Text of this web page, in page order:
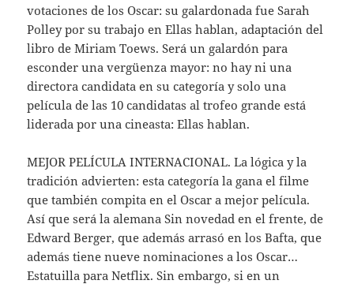
votaciones de los Oscar: su galardonada fue Sarah
Polley por su trabajo en Ellas hablan, adaptación del
libro de Miriam Toews. Será un galardón para
esconder una vergüenza mayor: no hay ni una
directora candidata en su categoría y solo una
película de las 10 candidatas al trofeo grande está
liderada por una cineasta: Ellas hablan.
MEJOR PELÍCULA INTERNACIONAL. La lógica y la
tradición advierten: esta categoría la gana el filme
que también compita en el Oscar a mejor película.
Así que será la alemana Sin novedad en el frente, de
Edward Berger, que además arrasó en los Bafta, que
además tiene nueve nominaciones a los Oscar…
Estatuilla para Netflix. Sin embargo, si en un